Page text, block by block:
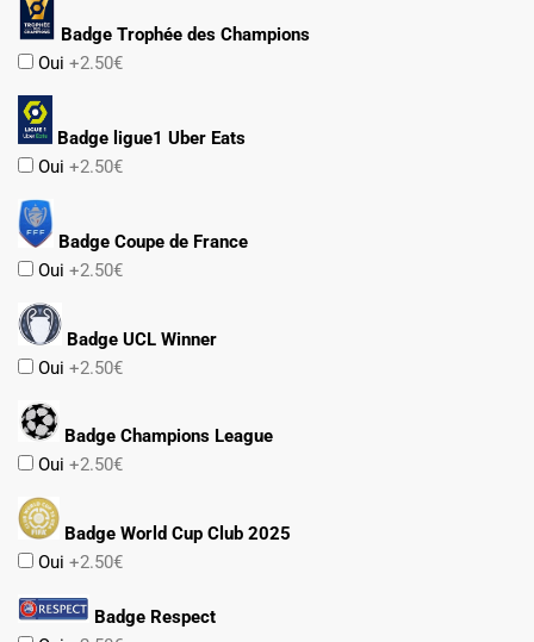
Badge Trophée des Champions
Oui +2.50€
Badge ligue1 Uber Eats
Oui +2.50€
Badge Coupe de France
Oui +2.50€
Badge UCL Winner
Oui +2.50€
Badge Champions League
Oui +2.50€
Badge World Cup Club 2025
Oui +2.50€
Badge Respect